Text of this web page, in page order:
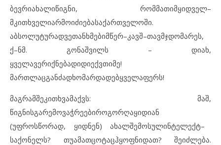
ბევრიახალიწიგნი, რომმათიმყიდველ–
მკითხველიარმოიძიებასაქართველოში.
აბსოლუტურადვეთანხმებიმწერ–კავშ–თავმჯდომარეს,
ქ–ნმ. გონაშვილს – დიახ,
ყველავერიქნებადიდიექვთიმე!
მართლაცგანძადხომარდადებყველაფერს!
მაგრამშეკითხვამაქვს: მაშ,
წიგნისგარემოვაჭრეებიროგორღაყიდიან
(უფროსწორად, ყიდნენ)ახალშემოსულინტელექტ–
საქონელს? თუამათცოტაცჰყოფნიდათ? შეიძლება.